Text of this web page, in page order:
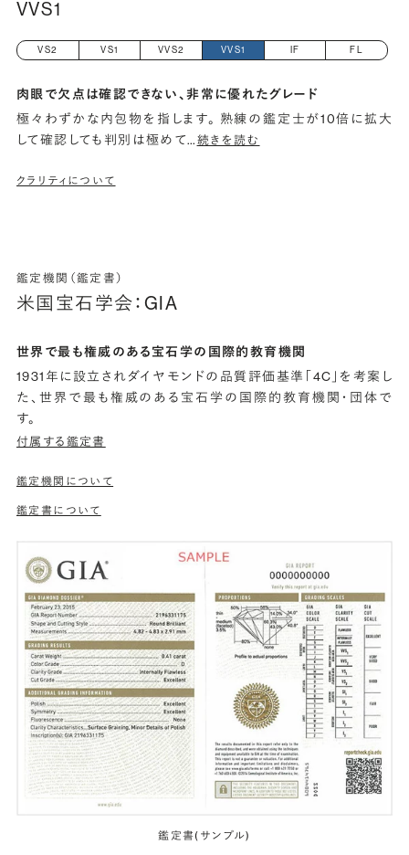
VVS1
VS2 VS1 VVS2 VVS1 IF FL
肉眼で欠点は確認できない、非常に優れたグレード
極々わずかな内包物を指します。 熟練の鑑定士が10倍に拡大
して確認しても判別は極めて…続きを読む
クラリティについて
鑑定機関（鑑定書）
米国宝石学会：GIA
世界で最も権威のある宝石学の国際的教育機関
1931年に設立されダイヤモンドの品質評価基準「4C」を考案し
た、世界で最も権威のある宝石学の国際的教育機関・団体で
す。
付属する鑑定書
鑑定機関について
鑑定書について
鑑定書(サンプル)